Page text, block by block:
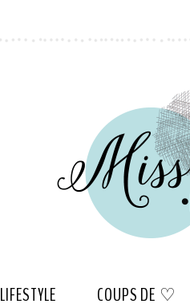
LIFESTYLE COUPS DE ♡